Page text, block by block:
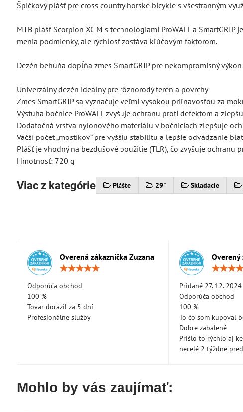
Špičkový plášť pre cross country horské bicykle s všestranným
MTB plášť Scorpion XC M s technológiami ProWALL a
menia podmienky, ale rýchlosť zostáva kľúčovým faktorom.
Dezén behúňa dopĺňa zmes SmartGRIP pre nekompromisný
Univerzálny dezén ideálny pre rôznorodý terén a povrchy
Zmes SmartGRIP sa vyznačuje veľmi vysokou priľnavosťou za
Výstuha bočnice ProWALL zvyšuje ochranu proti defektom a
Dodatočná vrstva nylonového materiálu v bočniciach zlepšuje
Väčší počet „mostíkov“ pre vyššiu stabilitu a lepšie odvádzanie
Plášť je vhodný na bezdušové použitie (TLR), čo zvyšuje
Hmotnosť: 720 g
Viac z kategórie Plášte 29" Skladacie
Overená zákazníčka Zuzana
Odporúča obchod
100 %
Tovar dorazil za 5 dní
Profesionálne služby
Overený
Pridané 27. 12. 2024
Odporúča obchod
100 %
To čo som kupoval
Dobre zabalené
Prišlo to rýchlo aj
necelé 2 týždne
Mohlo by vás zaujímať: